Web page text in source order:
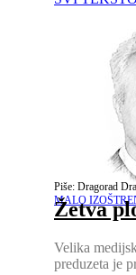
Piše: Dragorad
MALO
Žetva
Velika
preduzeta je